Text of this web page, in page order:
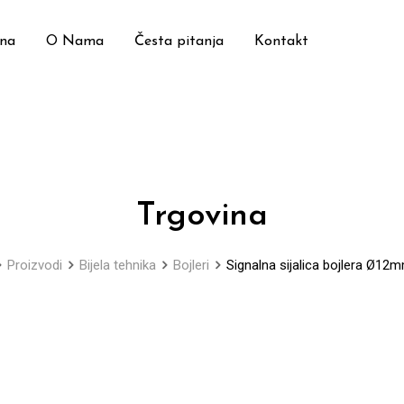
O Nama Česta pitanja Kontakt
Trgovina
Proizvodi Bijela tehnika Bojleri Signalna sijalica bojlera